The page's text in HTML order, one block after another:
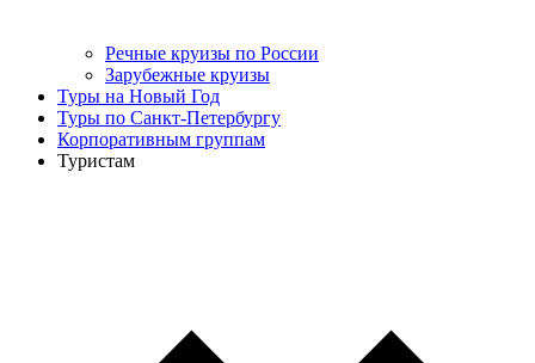
Речные круизы по России
Зарубежные круизы
Туры на Новый Год
Туры по Санкт-Петербургу
Корпоративным группам
Туристам